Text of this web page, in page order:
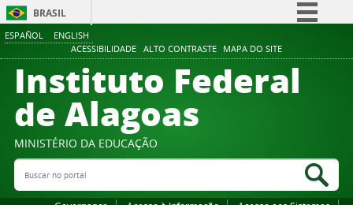
ESPAÑOL ENGLISH
ACESSIBILIDADE ALTO CONTRASTE MAPA DO SITE
BRASIL
Comunica BR
Participe
Canais
Instituto Federal
de Alagoas
MINISTÉRIO DA EDUCAÇÃO
Buscar no portal